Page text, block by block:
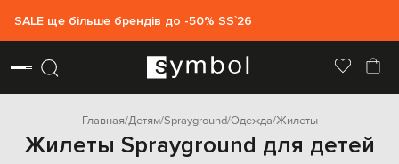
SALE ще більше брендів до -50% SS`26
Главная Детям Sprayground Одежда Жилеты
Жилеты Sprayground для детей